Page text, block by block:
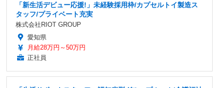
「新生活デビュー応援!」未経験採用枠/カプセルトイ製造ス
タッフ/プライベート充実
株式会社RIOT GROUP
愛知県
月給28万円～50万円
正社員